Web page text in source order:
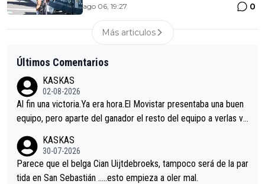
ago 06, 19:27 0
Más articulos
Últimos Comentarios
KASKAS
02-08-2026
Al fin una victoria.Ya era hora.El Movistar presentaba una buen
equipo, pero aparte del ganador el resto del equipo a verlas ve
s.La única buena noticia es la mejoría de Enric Más en San Seb
astian.Si en la Vuelta a Burgos sigue la mejoría, podríamos ten
er alguna sorpresa en la Vuelta.Ojalá.
KASKAS
30-07-2026
Parece que el belga Cian Uijtdebroeks, tampoco será de la par
tida en San Sebastián …..esto empieza a oler mal.